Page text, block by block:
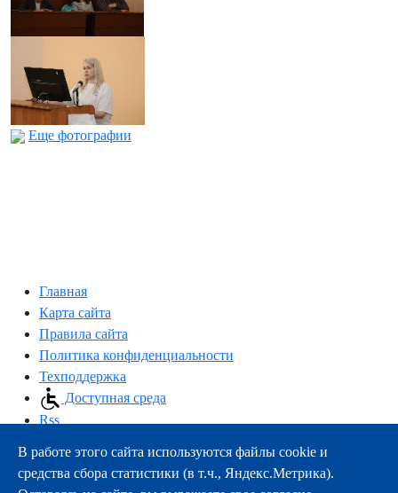
Еще фотографии
Главная
Карта сайта
Правила сайта
Политика конфиденциальности
Техподдержка
Доступная среда
Rss
163000, г.Архангельск, пр-т Троицкий, 51
тел.:+7 (8182) 21-11-63
В работе этого сайта используются файлы cookie и
средства сбора статистики (в т.ч., Яндекс.Метрика).